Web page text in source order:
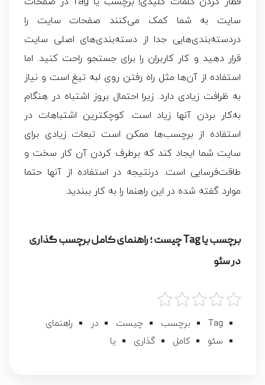
سایت به شما کمک می‌کنند صفحات سایت را
دردسته‌بندی‌هایی جدا از دسته‌بندی‌های اصلی سایت
قرار دهید و کار کاربران را برای جستجو راحت کنید. اما
استفاده از آن‌ها مثل راه‌ رفتن روی لبه تیغ است و نیاز
به ظرافت زیادی دارد. زیرا احتمال بروز اشتباه در هنگام
به‌کار بردن آنها زیاد است. کوچکترین اشتباهات در
استفاده از برچسب‌ها ممکن است تبعات زیادی برای
سایت شما ایجاد کند که برطرف کردن آن کار سخت و
طاقت‌فرسایی است. درنتیجه در استفاده از آنها حتما
موارد گفته ‌شده در این راهنما را به کار ببندید.
برچسب یا Tag چیست ؛ راهنمای کامل برچسب گذاری
در سئو
Tag برچسب چیست در
راهنمای
سئو
کامل گذاری یا